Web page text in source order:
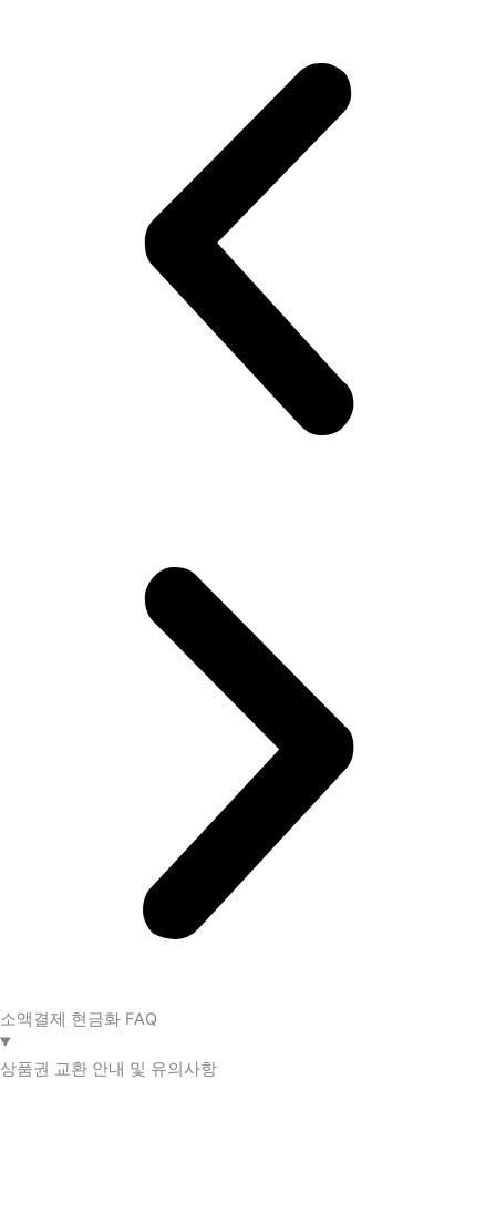
소액결제 현금화 FAQ​
상품권 교환 안내 및 유의사항